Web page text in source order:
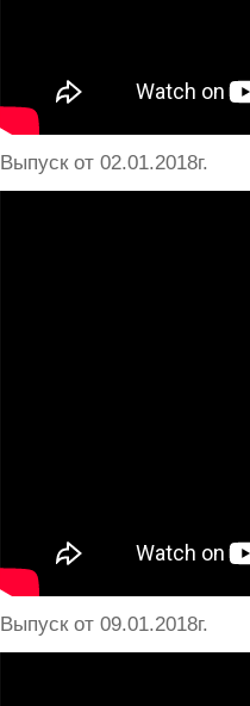
Выпуск от 02.01.2018г.
Выпуск от 09.01.2018г.